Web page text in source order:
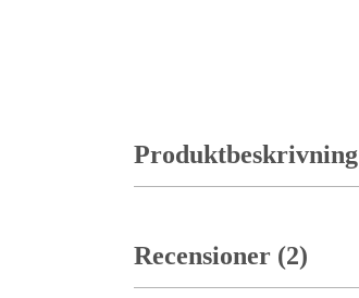
Produktbeskrivning
Recensioner (2)